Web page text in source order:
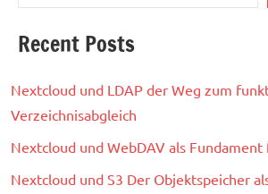
Recent Posts
Nextcloud und LDAP der Weg zum
Verzeichnisabgleich
Nextcloud und WebDAV als
Nextcloud und S3 Der Objektspeicher